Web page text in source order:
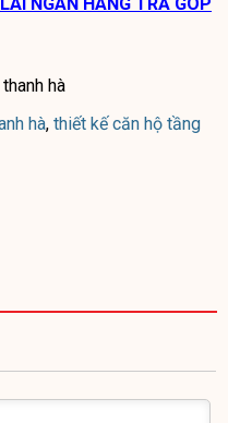
hà
hà, thiết kế căn hộ tầng